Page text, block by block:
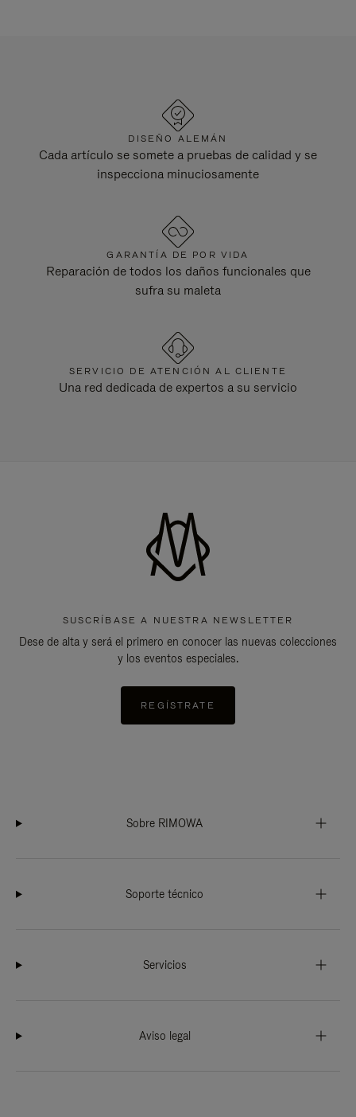
DISEÑO ALEMÁN
Cada artículo se somete a pruebas de calidad y se
inspecciona minuciosamente
GARANTÍA DE POR VIDA
Reparación de todos los daños funcionales que
sufra su maleta
SERVICIO DE ATENCIÓN AL CLIENTE
Una red dedicada de expertos a su servicio
SUSCRÍBASE A NUESTRA NEWSLETTER
Dese de alta y será el primero en conocer las nuevas colecciones
y los eventos especiales.
REGÍSTRATE
Sobre RIMOWA
Soporte técnico
Servicios
Aviso legal